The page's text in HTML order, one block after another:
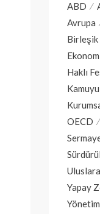
ABD
Avrupa
Birleşik
Haklı
OECD
Yapay